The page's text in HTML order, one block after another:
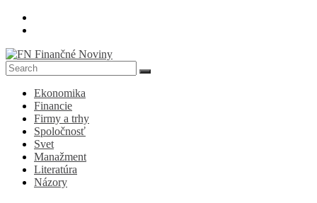
Skip
FN
Finančné
Noviny
Denník
ekonomike
spoločnosti
Ekonomika
Financie
Firmy a trhy
Spoločnosť
Svet
Manažment
Literatúra
Názory